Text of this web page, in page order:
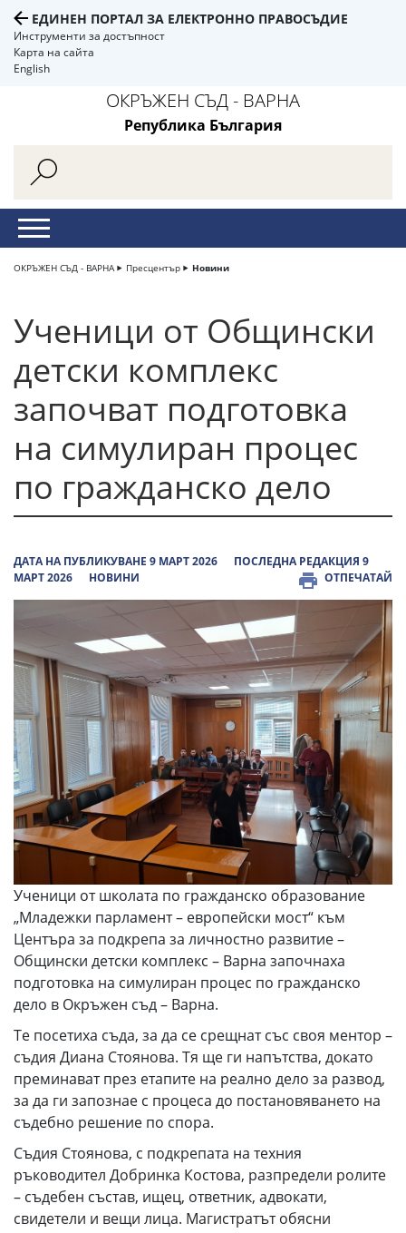
ЕДИНЕН ПОРТАЛ ЗА ЕЛЕКТРОННО ПРАВОСЪДИЕ
Инструменти за достъпност
Карта на сайта
English
ОКРЪЖЕН СЪД - ВАРНА
Република България
ОКРЪЖЕН СЪД - ВАРНА Пресцентър Новини
Ученици от Общински
детски комплекс
започват подготовка
на симулиран процес
по гражданско дело
ДАТА НА ПУБЛИКУВАНЕ 9 МАРТ 2026
ПОСЛЕДНА РЕДАКЦИЯ 9
МАРТ 2026
НОВИНИ ОТПЕЧАТАЙ
Ученици от школата по гражданско образование
„Младежки парламент – европейски мост“ към
Центъра за подкрепа за личностно развитие –
Общински детски комплекс – Варна започнаха
подготовка на симулиран процес по гражданско
дело в Окръжен съд – Варна.
Те посетиха съда, за да се срещнат със своя ментор –
съдия Диана Стоянова. Тя ще ги напътства, докато
преминават през етапите на реално дело за развод,
за да ги запознае с процеса до постановяването на
съдебно решение по спора.
Съдия Стоянова, с подкрепата на техния
ръководител Добринка Костова, разпредели ролите
– съдебен състав, ищец, ответник, адвокати,
свидетели и вещи лица. Магистратът обясни